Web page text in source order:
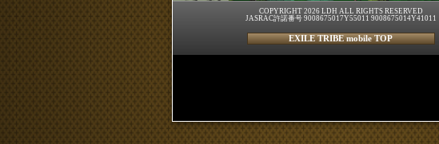
COPYRIGHT 2026 LDH ALL RIGHTS RESERVED
JASRAC許諾番号 9008675017Y55011 9008675014Y41011
EXILE TRIBE mobile TOP